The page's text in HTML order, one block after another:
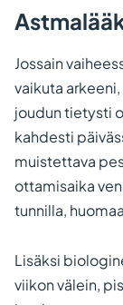
Jossain
vaikuta
joudun tietysti
kahdesti
muistettava
ottamisaika
tunnilla,
Lisäksi
viikon välein,